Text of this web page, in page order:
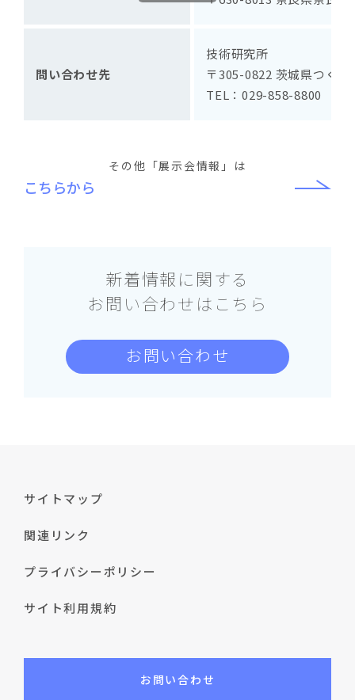
問い合わせ先
技術研究所
〒305-0822 茨城県つく
TEL：029-858-8800
その他「展示会情報」は
こちらから
新着情報に関する
お問い合わせはこちら
お問い合わせ
サイトマップ
関連リンク
プライバシーポリシー
サイト利用規約
お問い合わせ